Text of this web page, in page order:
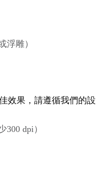
浮雕）
效果，請遵循我們的設
dpi）